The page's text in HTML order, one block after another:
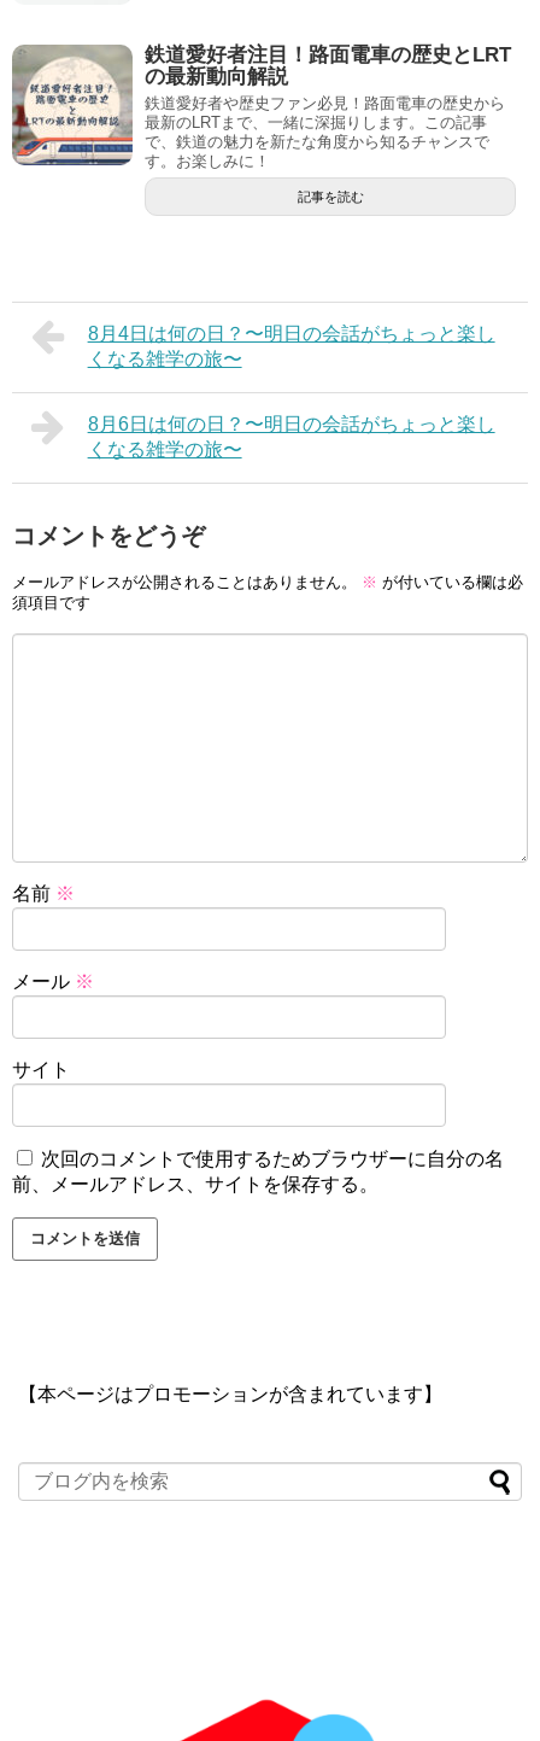
鉄道愛好者注目！路面電車の歴史とLRT
の最新動向解説
鉄道愛好者や歴史ファン必見！路面電車の歴史から
最新のLRTまで、一緒に深掘りします。この記事
で、鉄道の魅力を新たな角度から知るチャンスで
す。お楽しみに！
記事を読む
8月4日は何の日？〜明日の会話がちょっと楽し
くなる雑学の旅〜
8月6日は何の日？〜明日の会話がちょっと楽し
くなる雑学の旅〜
コメントをどうぞ
メールアドレスが公開されることはありません。 ※ が付いている欄は必
須項目です
名前 ※
メール ※
サイト
次回のコメントで使用するためブラウザーに自分の名
前、メールアドレス、サイトを保存する。
【本ページはプロモーションが含まれています】